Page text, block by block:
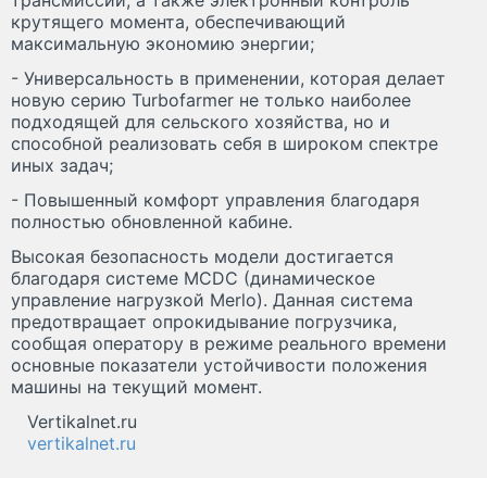
крутящего момента, обеспечивающий
максимальную экономию энергии;
- Универсальность в применении, которая делает
новую серию Turbofarmer не только наиболее
подходящей для сельского хозяйства, но и
способной реализовать себя в широком спектре
иных задач;
- Повышенный комфорт управления благодаря
полностью обновленной кабине.
Высокая безопасность модели достигается
благодаря системе MCDC (динамическое
управление нагрузкой Merlo). Данная система
предотвращает опрокидывание погрузчика,
сообщая оператору в режиме реального времени
основные показатели устойчивости положения
машины на текущий момент.
Vertikalnet.ru
vertikalnet.ru